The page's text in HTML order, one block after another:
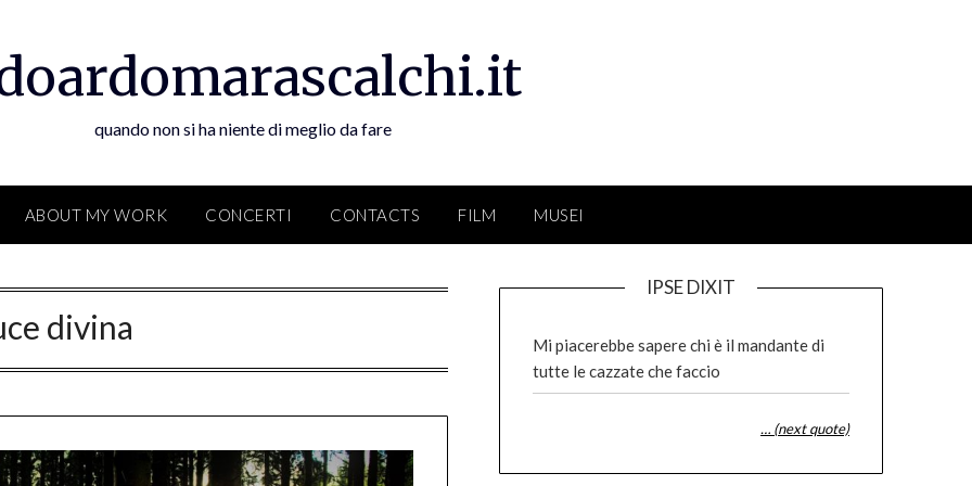
quando non si ha niente di meglio da fare
ABOUT MY WORK CONCERTI CONTACTS FILM MUSEI
divina
IPSE DIXIT
Mi piacerebbe sapere chi è il mandante di
tutte le cazzate che faccio
… (next quote)